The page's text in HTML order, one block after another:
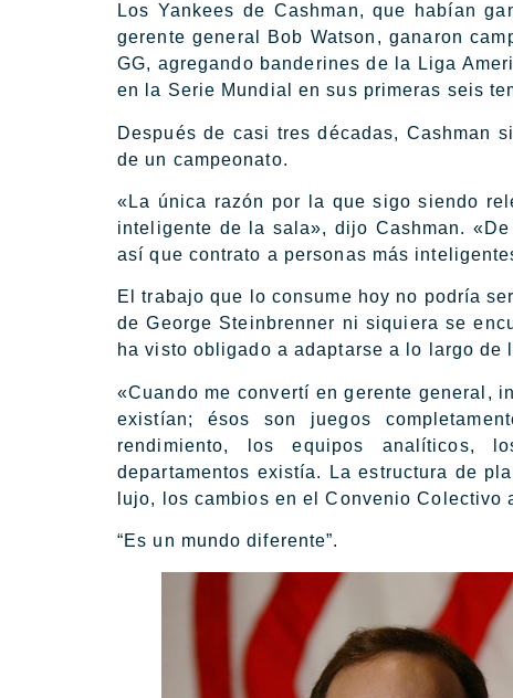
Los Yankees de Cashman, que habían
gerente general Bob Watson, ganaron
GG, agregando banderines de la Liga
en la Serie Mundial en sus primeras seis
Después de casi tres décadas, Cashman
de un campeonato.
«La única razón por la que sigo siendo
inteligente de la sala», dijo Cashman.
así que contrato a personas más
El trabajo que lo consume hoy no podría
de George Steinbrenner ni siquiera se
ha visto obligado a adaptarse a lo largo de
«Cuando me convertí en gerente general,
existían; ésos son juegos
rendimiento, los equipos analíticos,
departamentos existía. La estructura de
lujo, los cambios en el Convenio
“Es un mundo diferente”.